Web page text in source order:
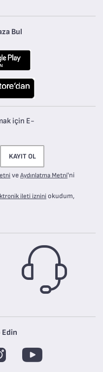
Bul
için E-
KAYIT OL
veAydınlatma Metni'ni
ileti iznini okudum,
Edin